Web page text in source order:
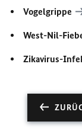
Vogelgrippe
West-Nil-
Zikavirus-